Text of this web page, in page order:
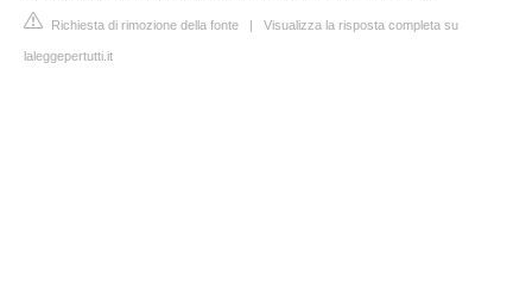
Richiesta di rimozione della fonte | Visualizza la risposta completa su
laleggepertutti.it